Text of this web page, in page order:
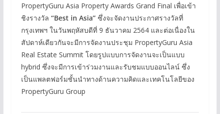
PropertyGuru Asia Property Awards Grand Final เพื่อเข้า
ชิงรางวัล “Best in Asia”ซึ่งจะจัดงานประกาศรางวัลที่
กรุงเทพฯ ในวันพฤหัสบดีที่ 9 ธันวาคม 2564 และต่อเนื่องใน
สัปดาห์เดียวกันจะมีการจัดงานประชุม PropertyGuru Asia
Real Estate Summit โดยรูปแบบการจัดงานจะเป็นแบบ
hybrid ซึ่งจะมีการเข้าร่วมงานและรับชมแบบออนไลน์ ซึ่ง
เป็นแพลตฟอร์มชั้นนำทางด้านความคิดและเทคโนโลยีของ
PropertyGuru Group